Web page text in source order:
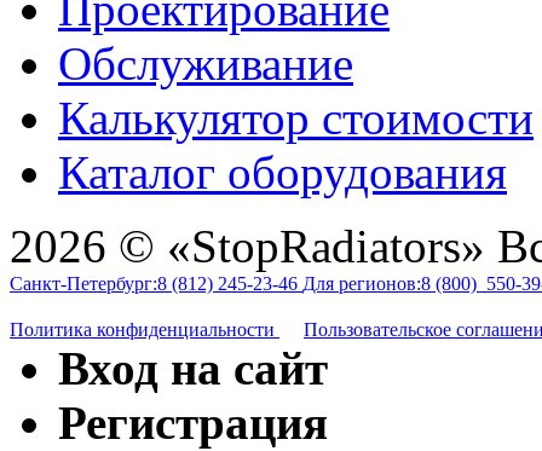
Обслуживание
Калькулятор стоимости
Каталог оборудования
2026 © «StopRadiators»
Санкт-Петербург:8 (812) 245-23-46 Для регионов:8 (800) 550-
Политика конфиденциальности Пользовательское
Вход на сайт
Регистрация